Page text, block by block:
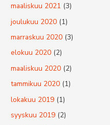
maaliskuu 2021 (3)
joulukuu 2020 (1)
marraskuu 2020 (3)
elokuu 2020 (2)
maaliskuu 2020 (2)
tammikuu 2020 (1)
lokakuu 2019 (1)
syyskuu 2019 (2)